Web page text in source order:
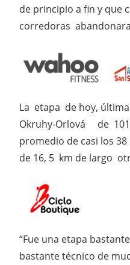
de principio a fin y que
corredoras
La etapa de hoy,
Okruhy-Orlová de
promedio de casi los
de 16, 5 km de largo
“Fue una etapa
bastante técnico de